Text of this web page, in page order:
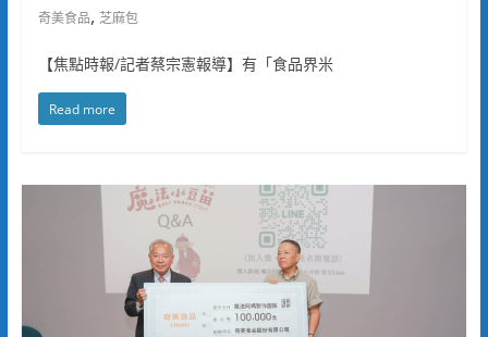
奇美食品, 芝麻包
【焦點時報/記者蔡宗憲報導】有「食品界米
Read more